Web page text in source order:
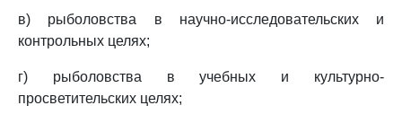
в) рыболовства в научно-исследовательских и
контрольных целях;
г) рыболовства в учебных и культурно-
просветительских целях;